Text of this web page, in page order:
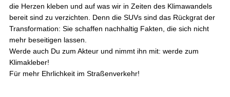
die Herzen kleben und auf was wir in Zeiten des Klimawandels
bereit sind zu verzichten. Denn die SUVs sind das Rückgrat der
Transformation: Sie schaffen nachhaltig Fakten, die sich nicht
mehr beseitigen lassen.
Werde auch Du zum Akteur und nimmt ihn mit: werde zum
Klimakleber!
Für mehr Ehrlichkeit im Straßenverkehr!